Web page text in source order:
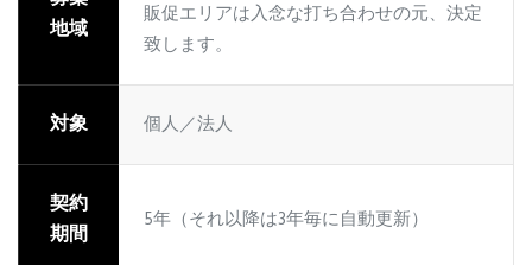
地域
販促エリアは入念な打ち合わせの元、決定
致します。
対象 個人／法人
契約
期間
5年（それ以降は3年毎に自動更新）